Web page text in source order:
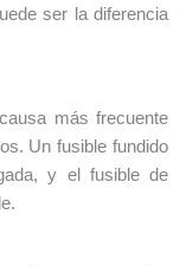
ser la diferencia
más frecuente
Un fusible fundido
y el fusible de